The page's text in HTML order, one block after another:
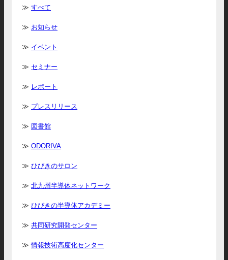
すべて
お知らせ
イベント
セミナー
レポート
プレスリリース
図書館
ODORIVA
ひびきのサロン
北九州半導体ネットワーク
ひびきの半導体アカデミー
共同研究開発センター
情報技術高度化センター